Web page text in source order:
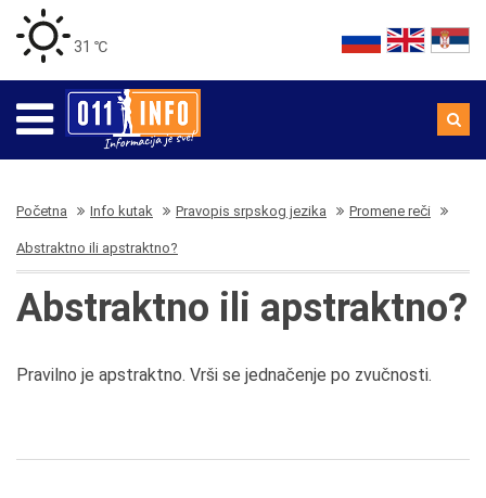
31 ℃
Početna Info kutak Pravopis srpskog jezika Promene reči
Abstraktno ili apstraktno?
Abstraktno ili apstraktno?
Pravilno je apstraktno. Vrši se jednačenje po zvučnosti.